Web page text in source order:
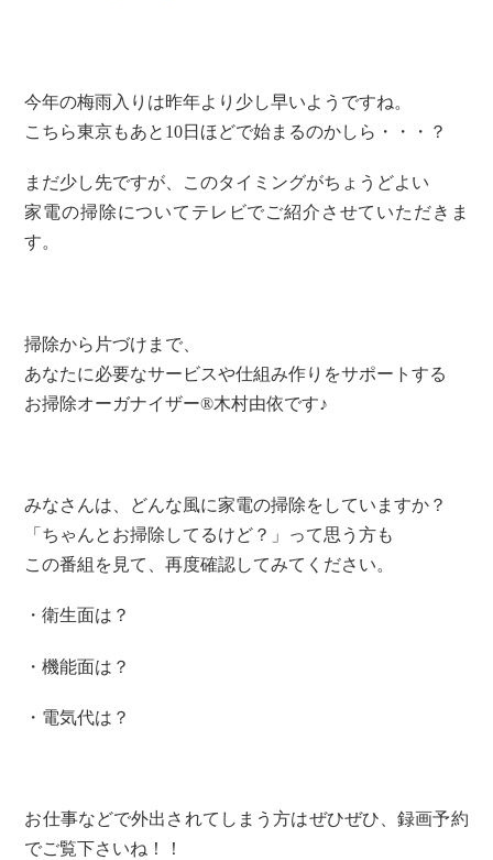
今年の梅雨入りは昨年より少し早いようですね。
こちら東京もあと10日ほどで始まるのかしら・・・？
まだ少し先ですが、このタイミングがちょうどよい
家電の掃除についてテレビでご紹介させていただきま
す。
掃除から片づけまで、
あなたに必要なサービスや仕組み作りをサポートする
お掃除オーガナイザー®木村由依です♪
みなさんは、どんな風に家電の掃除をしていますか？
「ちゃんとお掃除してるけど？」って思う方も
この番組を見て、再度確認してみてください。
・衛生面は？
・機能面は？
・電気代は？
お仕事などで外出されてしまう方はぜひぜひ、録画予約
でご覧下さいね！！